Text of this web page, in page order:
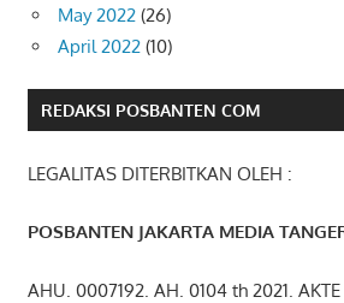
May 2022 (26)
April 2022 (10)
REDAKSI POSBANTEN COM
LEGALITAS DITERBITKAN OLEH :
POSBANTEN JAKARTA MEDIA
AHU. 0007192. AH. 0104 th 2021.